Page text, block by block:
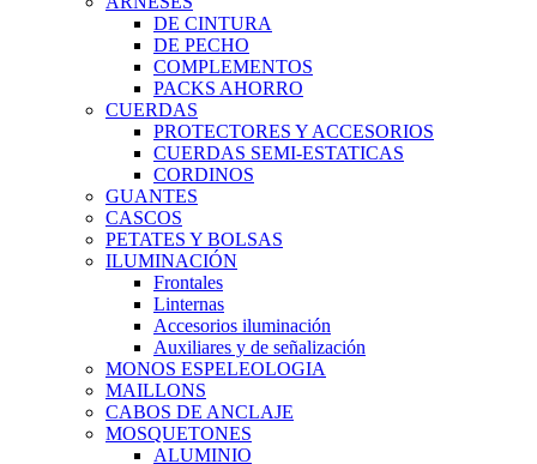
DE CINTURA
DE PECHO
COMPLEMENTOS
PACKS AHORRO
CUERDAS
PROTECTORES Y ACCESORIOS
CUERDAS SEMI-ESTATICAS
CORDINOS
GUANTES
CASCOS
PETATES Y BOLSAS
ILUMINACIÓN
Frontales
Linternas
Accesorios iluminación
Auxiliares y de señalización
MONOS ESPELEOLOGIA
MAILLONS
CABOS DE ANCLAJE
MOSQUETONES
ALUMINIO